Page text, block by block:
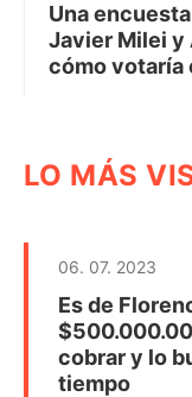
Una
Javier Milei y
cómo votaría
LO MÁS
06. 07. 2023
Es de
cobrar y lo
tiempo